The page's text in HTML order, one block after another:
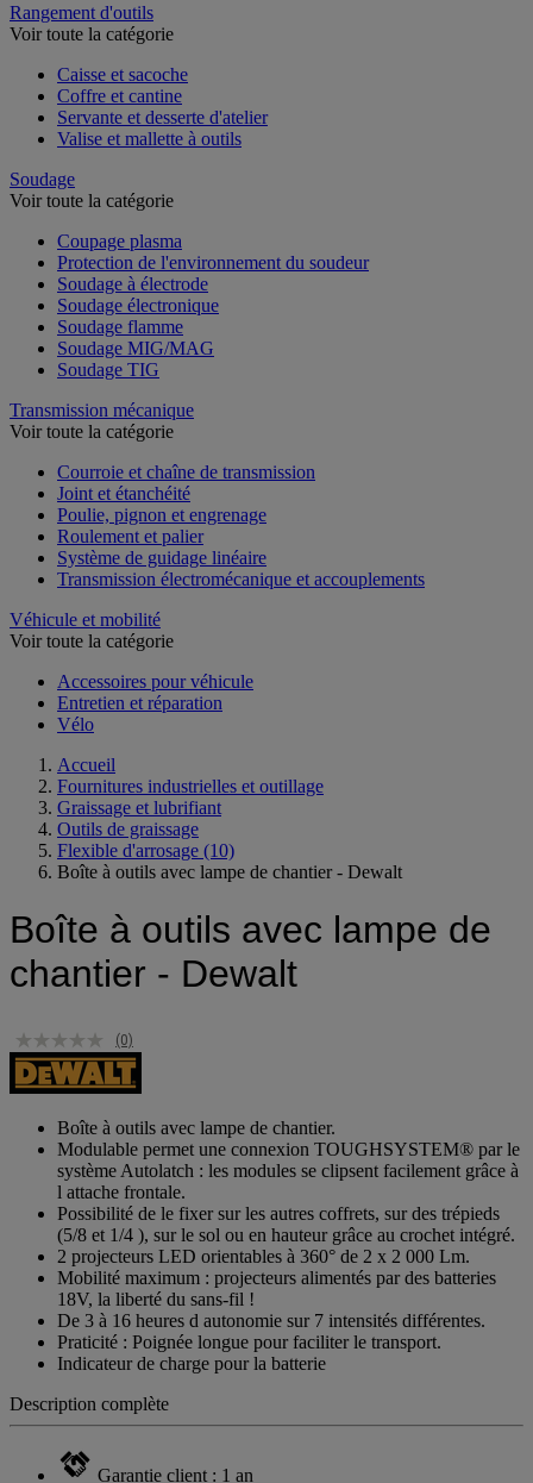
Rangement d'outils
Voir toute la catégorie
Caisse et sacoche
Coffre et cantine
Servante et desserte d'atelier
Valise et mallette à outils
Soudage
Voir toute la catégorie
Coupage plasma
Protection de l'environnement du soudeur
Soudage à électrode
Soudage électronique
Soudage flamme
Soudage MIG/MAG
Soudage TIG
Transmission mécanique
Voir toute la catégorie
Courroie et chaîne de transmission
Joint et étanchéité
Poulie, pignon et engrenage
Roulement et palier
Système de guidage linéaire
Transmission électromécanique et accouplements
Véhicule et mobilité
Voir toute la catégorie
Accessoires pour véhicule
Entretien et réparation
Vélo
Accueil
Fournitures industrielles et outillage
Graissage et lubrifiant
Outils de graissage
Flexible d'arrosage (10)
Boîte à outils avec lampe de chantier - Dewalt
Boîte à outils avec lampe de
chantier - Dewalt
(0)
Boîte à outils avec lampe de chantier.
Modulable permet une connexion TOUGHSYSTEM® par le
système Autolatch : les modules se clipsent facilement grâce à
l attache frontale.
Possibilité de le fixer sur les autres coffrets, sur des trépieds
(5/8 et 1/4 ), sur le sol ou en hauteur grâce au crochet intégré.
2 projecteurs LED orientables à 360° de 2 x 2 000 Lm.
Mobilité maximum : projecteurs alimentés par des batteries
18V, la liberté du sans-fil !
De 3 à 16 heures d autonomie sur 7 intensités différentes.
Praticité : Poignée longue pour faciliter le transport.
Indicateur de charge pour la batterie
Description complète
Garantie client : 1 an